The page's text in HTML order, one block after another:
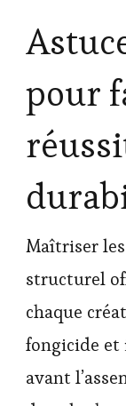
pour
Maîtriser
structurel
chaque
fongicide et
avant